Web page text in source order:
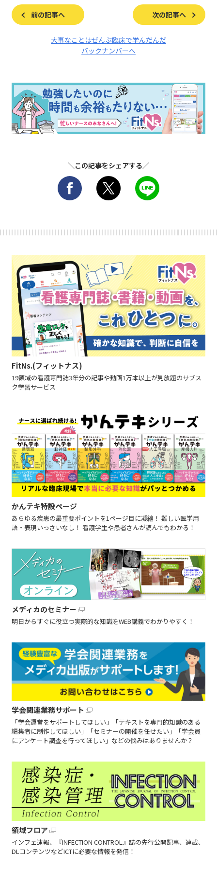
前の記事へ 次の記事へ
大事なことはぜんぶ臨床で学んだんだ
バックナンバーへ
＼この記事をシェアする／
FitNs.(フィットナス)
19領域の看護専門誌3年分の記事や動画1万本以上が見放題のサブス
ク学習サービス
かんテキ特設ページ
あらゆる疾患の最重要ポイントを1ページ目に凝縮！ 難しい医学用
語・表現いっさいなし！ 看護学生や患者さんが読んでもわかる！
メディカのセミナー
明日からすぐに役立つ実際的な知識をWEB講義でわかりやすく！
学会関連業務サポート
「学会運営をサポートしてほしい」「テキストを専門的知識のある
編集者に制作してほしい」「セミナーの開催を任せたい」「学会員
にアンケート調査を行ってほしい」などの悩みはありませんか？
領域フロア
インフェ速報、『INFECTION CONTROL』誌の先行公開記事、連載、
DLコンテンツなどICTに必要な情報を発信！